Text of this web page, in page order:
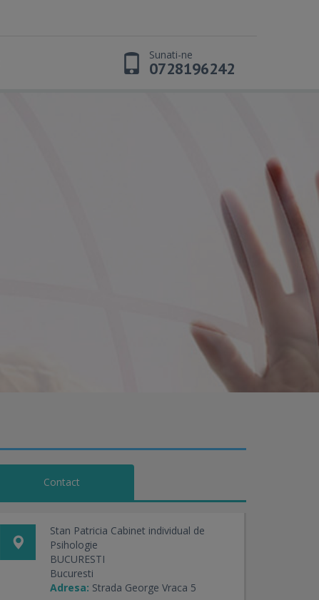
Sunati-ne
0728196242
Contact
Stan Patricia Cabinet individual de
Psihologie
BUCURESTI
Bucuresti
Adresa: Strada George Vraca 5